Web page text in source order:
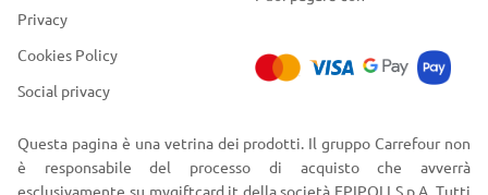
Privacy
Cookies Policy
Social privacy
Questa pagina è una vetrina dei prodotti. Il gruppo Carrefour non
è responsabile del processo di acquisto che avverrà